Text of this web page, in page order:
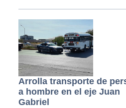
Arrolla transporte de
a hombre en el eje Juan
Gabriel